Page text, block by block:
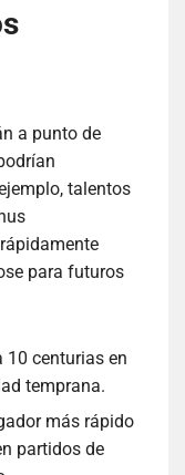
a punto de
talentos
para futuros
10 centurias en
temprana.
más rápido
partidos de